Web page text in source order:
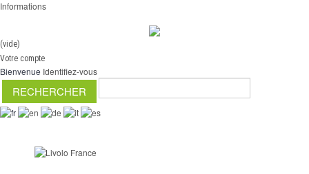
Informations
(vide)
Votre compte
Bienvenue Identifiez-vous